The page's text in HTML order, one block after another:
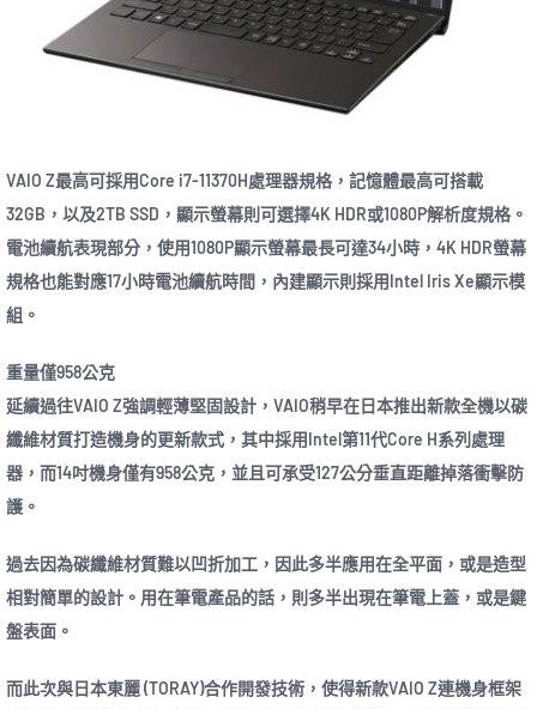
VAIO Z最高可採用Core i7-11370H處理器規格，記憶體最高可搭載
32GB，以及2TB SSD，顯示螢幕則可選擇4K HDR或1080P解析度規格。
電池續航表現部分，使用1080P顯示螢幕最長可達34小時，4K HDR螢幕
規格也能對應17小時電池續航時間，內建顯示則採用Intel Iris Xe顯示模
組。
重量僅958公克
延續過往VAIO Z強調輕薄堅固設計，VAIO稍早在日本推出新款全機以碳
纖維材質打造機身的更新款式，其中採用Intel第11代Core H系列處理
器，而14吋機身僅有958公克，並且可承受127公分垂直距離掉落衝擊防
護。
過去因為碳纖維材質難以凹折加工，因此多半應用在全平面，或是造型
相對簡單的設計。用在筆電產品的話，則多半出現在筆電上蓋，或是鍵
盤表面。
而此次與日本東麗 (TORAY)合作開發技術，使得新款VAIO Z連機身框架